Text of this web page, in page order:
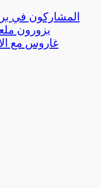
المشاركون في
غاروس مع